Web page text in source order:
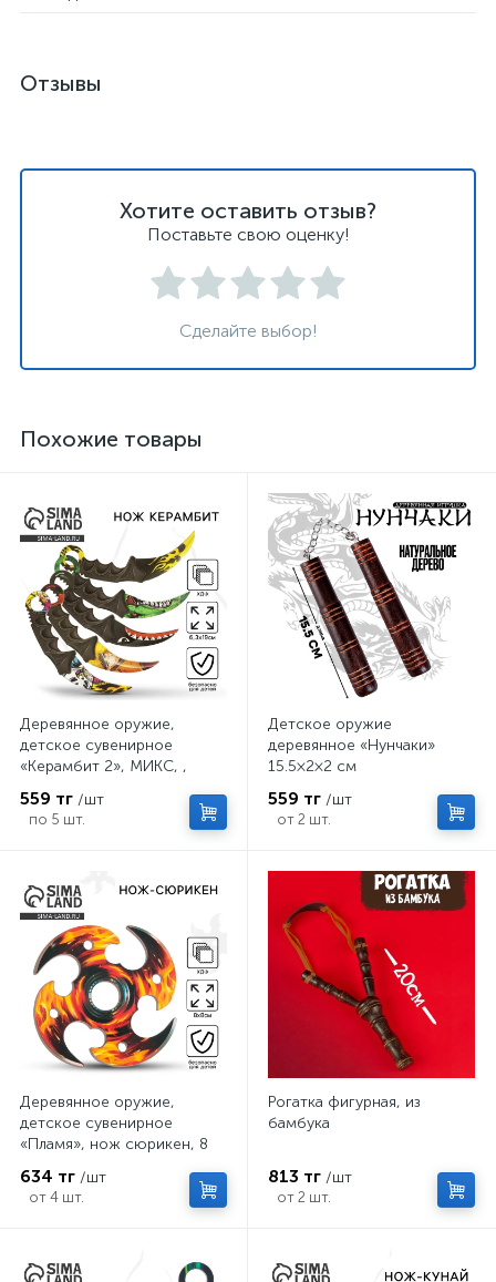
Отзывы
Хотите оставить отзыв?
Поставьте свою оценку!
Сделайте выбор!
Похожие товары
Деревянное оружие,
детское сувенирное
«Керамбит 2», МИКС, ,
559 тг /шт
по 5 шт.
Детское оружие
деревянное «Нунчаки»
15.5×2×2 см
559 тг /шт
от 2 шт.
Деревянное оружие,
детское сувенирное
«Пламя», нож сюрикен, 8
634 тг /шт
от 4 шт.
Рогатка фигурная, из
бамбука
813 тг /шт
от 2 шт.